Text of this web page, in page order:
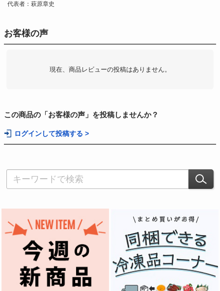
代表者：萩原章史
お客様の声
現在、商品レビューの投稿はありません。
この商品の「お客様の声」を投稿しませんか？
ログインして投稿する >